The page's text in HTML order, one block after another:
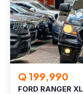
Q 199,990
FORD RANGER